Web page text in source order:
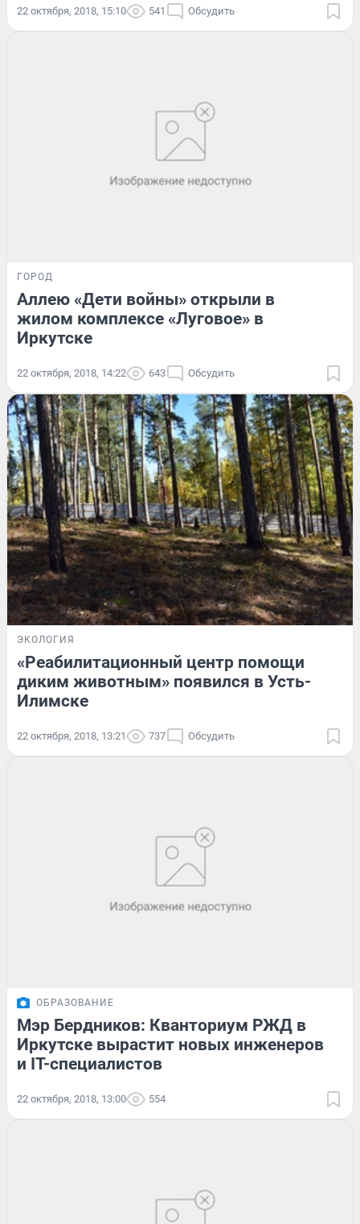
22 октября, 2018, 15:10 541 Обсудить
ГОРОД
Аллею «Дети войны» открыли в
жилом комплексе «Луговое» в
Иркутске
22 октября, 2018, 14:22 643 Обсудить
ЭКОЛОГИЯ
«Реабилитационный центр помощи
диким животным» появился в Усть-
Илимске
22 октября, 2018, 13:21 737 Обсудить
ОБРАЗОВАНИЕ
Мэр Бердников: Кванториум РЖД в
Иркутске вырастит новых инженеров
и IT-специалистов
22 октября, 2018, 13:00 554